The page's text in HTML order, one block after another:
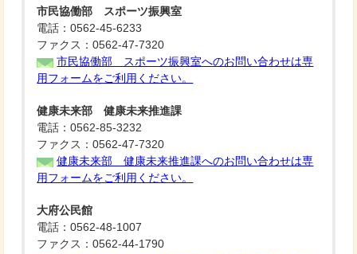
市民協働部 スポーツ振興室
電話：0562-45-6233
ファクス：0562-47-7320
市民協働部 スポーツ振興室へのお問い合わせは専
用フォームをご利用ください。
健康未来部 健康未来推進課
電話：0562-85-3232
ファクス：0562-47-7320
健康未来部 健康未来推進課へのお問い合わせは専
用フォームをご利用ください。
大府公民館
電話：0562-48-1007
ファクス：0562-44-1790